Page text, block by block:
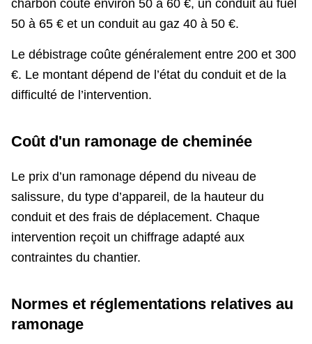
charbon coûte environ 50 à 60 €, un conduit au fuel
50 à 65 € et un conduit au gaz 40 à 50 €.
Le débistrage coûte généralement entre 200 et 300
€. Le montant dépend de l’état du conduit et de la
difficulté de l’intervention.
Coût d'un ramonage de cheminée
Le prix d’un ramonage dépend du niveau de
salissure, du type d’appareil, de la hauteur du
conduit et des frais de déplacement. Chaque
intervention reçoit un chiffrage adapté aux
contraintes du chantier.
Normes et réglementations relatives au
ramonage